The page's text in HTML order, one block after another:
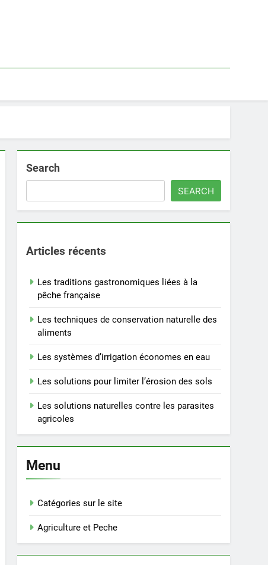
Search
SEARCH
Articles récents
Les traditions gastronomiques liées à la
pêche française
Les techniques de conservation naturelle des
aliments
Les systèmes d’irrigation économes en eau
Les solutions pour limiter l’érosion des sols
Les solutions naturelles contre les parasites
agricoles
Menu
Catégories sur le site
Agriculture et Peche